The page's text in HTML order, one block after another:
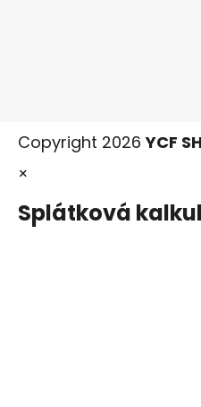
Copyright 2026YCF
×
Splátková